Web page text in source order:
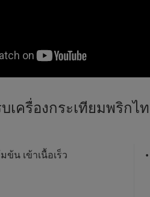
เครื่องกระเทียมพริกไ
ข้น เข้าเนื้อเร็ว